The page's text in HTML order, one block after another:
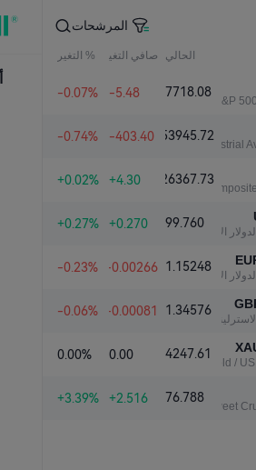
المرشحات
الحالي صافي التغير % التغير
S&P
7718.08
-5.48
-0.07%
Dow Jones Industrial
53945.72
-403.40
-0.74%
NASDAQ
26367.73
+4.30
+0.02%
الأمريكي
99.760
+0.270
+0.27%
الأمريكي
1.15248
-0.00266
-0.23%
الدولار الأمريكي
1.34576
-0.00081
-0.06%
Gold /
4247.61
0.00
0.00%
Light Sweet
76.788
+2.516
+3.39%